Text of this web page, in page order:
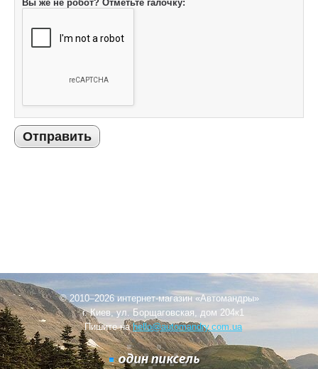
Вы же не робот? Отметьте галочку:
Отправить
© 2010–2026 интернет-магазин «Автомандры»
г. Киев, ул. Борщаговская, дом 204к1
Пишите наhello@automandry.com.ua